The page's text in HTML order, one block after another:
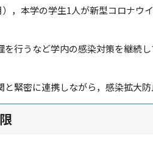
，本学の学生1人が新型コロナウ
を行うなど学内の感染対策を継続
緊密に連携しながら，感染拡大防